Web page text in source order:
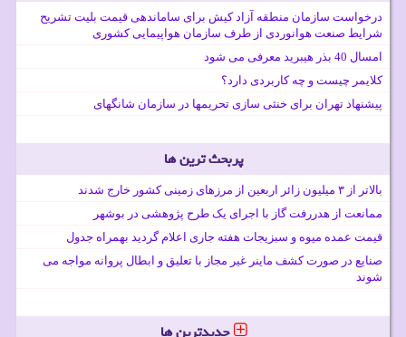
درخواست سازمان منطقه آزاد کیش برای ساماندهی قیمت بلیت تشریح
شرایط صنعت هوانوردی از طرف سازمان هواپیمایی کشوری
امسال 40 بذر هیبرید معرفی می شود
کلایمر چیست و چه کاربردی دارد؟
پیشنهاد تهران برای خنثی سازی تحریمها در سازمان شانگهای
پربحث ترین ها
بالاتر از ۳ میلیون زائر اربعین از مرزهای زمینی کشور خارج شدند
ممانعت از هدررفت گاز با اجرای یک طرح پژوهشی در بوشهر
قیمت عمده میوه و سبزیجات هفته جاری اعلام گردید بهمراه جدول
صنایع در صورت کشف ماینر غیر مجاز با تعلیق و ابطال پروانه مواجه می
شوند